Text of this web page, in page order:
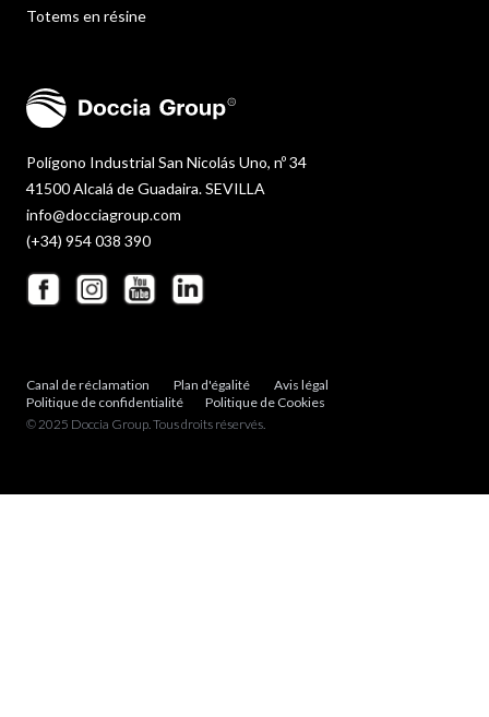
Polígono Industrial San Nicolás Uno, nº 34
41500 Alcalá de Guadaira. SEVILLA
info@docciagroup.com
(+34) 954 038 390
Totems en résine
Canal de réclamation Plan d'égalité
Avis légal
Politique de confidentialité
Politique de Cookies
© 2025 Doccia Group. Tous droits réservés.